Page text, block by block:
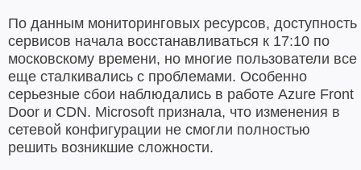
По данным мониторинговых ресурсов, доступность
сервисов начала восстанавливаться к 17:10 по
московскому времени, но многие пользователи все
еще сталкивались с проблемами. Особенно
серьезные сбои наблюдались в работе Azure Front
Door и CDN. Microsoft признала, что изменения в
сетевой конфигурации не смогли полностью
решить возникшие сложности.